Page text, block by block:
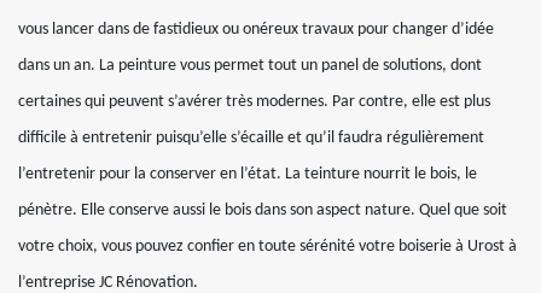
vous lancer dans de fastidieux ou onéreux travaux pour changer d’idée
dans un an. La peinture vous permet tout un panel de solutions, dont
certaines qui peuvent s’avérer très modernes. Par contre, elle est plus
difficile à entretenir puisqu’elle s’écaille et qu’il faudra régulièrement
l’entretenir pour la conserver en l’état. La teinture nourrit le bois, le
pénètre. Elle conserve aussi le bois dans son aspect nature. Quel que soit
votre choix, vous pouvez confier en toute sérénité votre boiserie à Urost à
l’entreprise JC Rénovation.